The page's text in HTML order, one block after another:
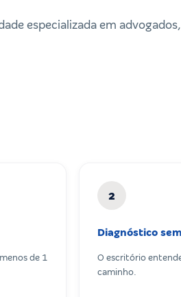
especializada em
de 1
2
Diagnóstico
O escritório
caminho.